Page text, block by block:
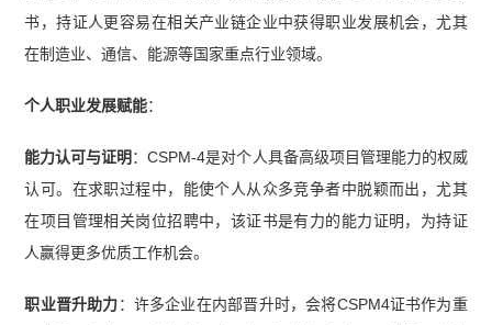
书，持证人更容易在相关产业链企业中获得职业发展机会，尤其
在制造业、通信、能源等国家重点行业领域。
个人职业发展赋能：
能力认可与证明 ：CSPM-4是对个人具备高级项目管理能力的权威
认可。在求职过程中，能使个人从众多竞争者中脱颖而出，尤其
在项目管理相关岗位招聘中，该证书是有力的能力证明，为持证
人赢得更多优质工作机会。
职业晋升助力：许多企业在内部晋升时，会将CSPM4证书作为重